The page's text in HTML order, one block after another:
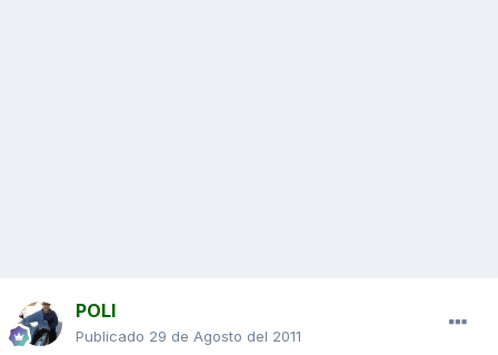
POLI
Publicado 29 de Agosto del 2011